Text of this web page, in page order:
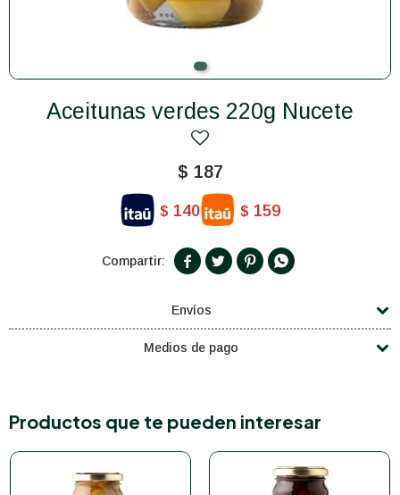
Aceitunas verdes 220g Nucete
$ 187
$ 140 $ 159
   
Envíos
Medios de pago
Productos que te pueden interesar